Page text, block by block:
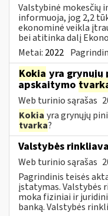
Valstybinė mokesčių
informuoja, jog 2,2
ekonominė veikla
bei atitinka dalį
Metai: 2022
Kokia yra grynųjų
apskaitymo
Web turinio sąrašas
Kokia yra grynųjų
tvarka?
Valstybės rinkliava
Web turinio sąrašas
Pagrindinis teisės
įstatymas. Valstybės
moka fiziniai ir
banką. Valstybės